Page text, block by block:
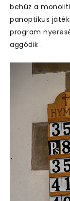
behúz a
panoptikus
program
aggódik .